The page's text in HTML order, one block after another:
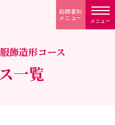
メニュー
訪問者別
メニュー
飾造形コース
一覧